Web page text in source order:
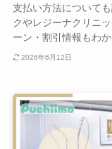
支払い方法について
クやレジーナクリニ
ーン・割引情報もわ
2026年6月12日